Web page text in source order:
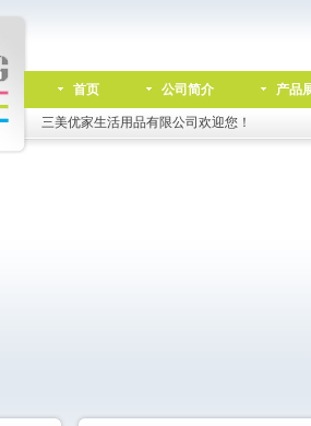
首页 公司简介 产品
三美优家生活用品有限公司欢迎您！